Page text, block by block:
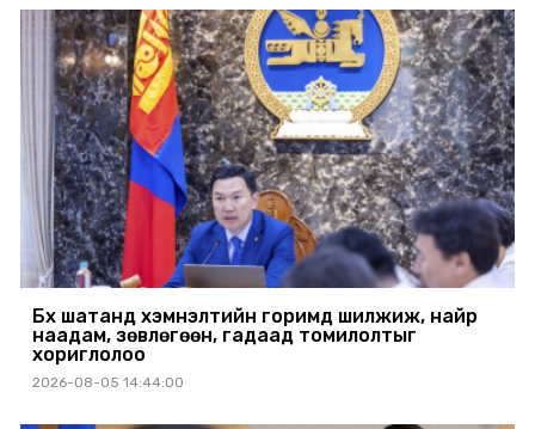
Бүх шатанд хэмнэлтийн горимд шилжиж, найр
наадам, зөвлөгөөн, гадаад томилолтыг
хориглолоо
2026-08-05 14:44:00